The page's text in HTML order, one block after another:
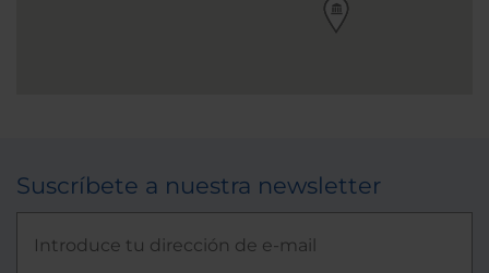
Suscríbete a nuestra newsletter